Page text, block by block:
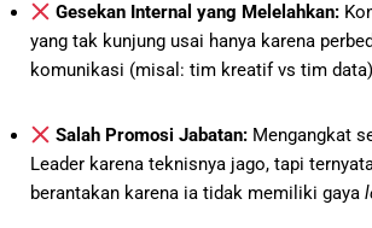
Gesekan Internal yang Melelahkan:
yang tak kunjung usai hanya karena
komunikasi (misal: tim kreatif vs tim
Salah Promosi Jabatan: Mengangkat
Leader karena teknisnya jago, tapi
berantakan karena ia tidak memiliki gaya